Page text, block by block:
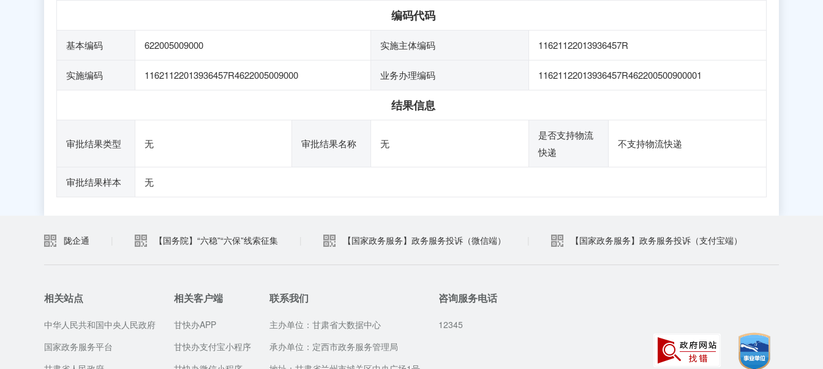
编码代码
基本编码 622005009000 实施主体编码 11621122013936457R
实施编码 11621122013936457R4622005009000 业务办理编码 11621122013936457R462200500900001
结果信息
审批结果类型 无 审批结果名称 无
是否支持物流
快递
不支持物流快递
审批结果样本 无
陇企通 【国务院】“六稳”“六保”线索征集 【国家政务服务】政务服务投诉（微信端） 【国家政务服务】政务服务投诉（支付宝端）
相关站点
中华人民共和国中央人民政府
国家政务服务平台
相关客户端
甘快办APP
甘快办支付宝小程序
联系我们
主办单位：甘肃省大数据中心
承办单位：定西市政务服务管理局
咨询服务电话
12345